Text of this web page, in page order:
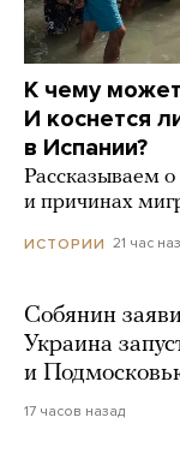
К чему
И коснется
в Испании?
Рассказываем
и причинах
ИСТОРИИ 21 час
Собянин
Украина
и
17 часов назад